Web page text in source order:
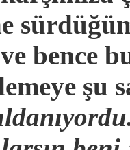
bence
şu